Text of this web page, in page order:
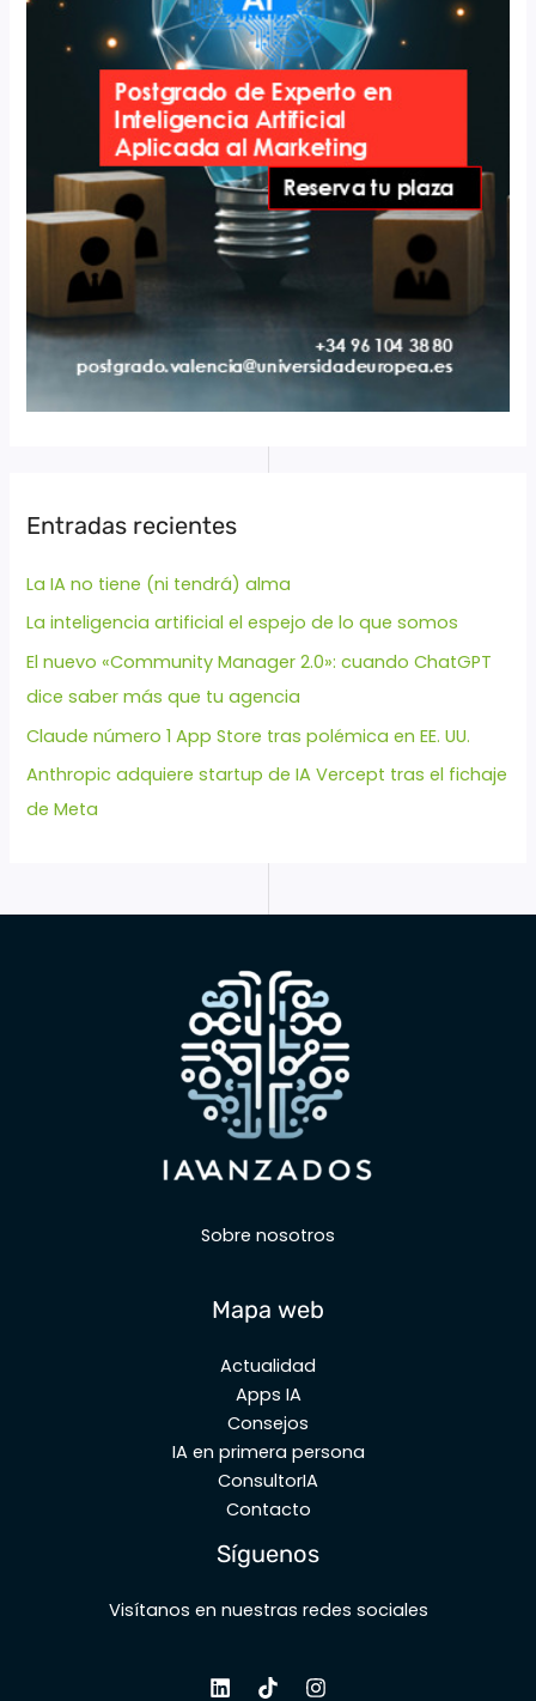
Entradas recientes
La IA no tiene (ni tendrá) alma
La inteligencia artificial el espejo de lo que somos
El nuevo «Community Manager 2.0»: cuando ChatGPT
dice saber más que tu agencia
Claude número 1 App Store tras polémica en EE. UU.
Anthropic adquiere startup de IA Vercept tras el fichaje
de Meta
Sobre nosotros
Mapa web
Actualidad
Apps IA
Consejos
IA en primera persona
ConsultorIA
Contacto
Síguenos
Visítanos en nuestras redes sociales